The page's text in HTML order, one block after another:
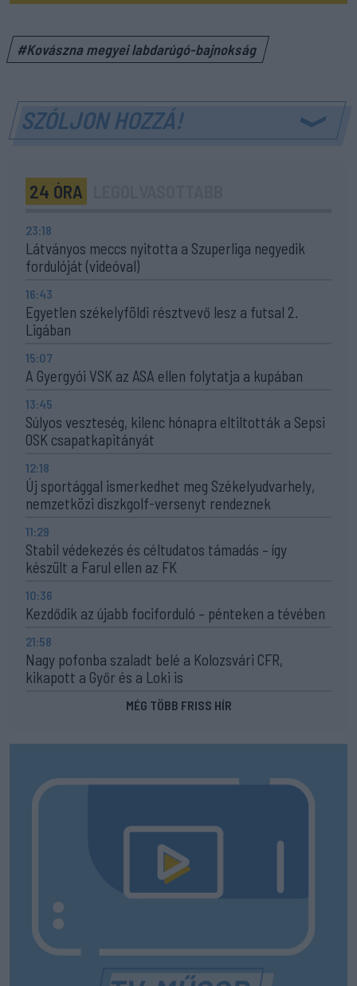
#Kovászna megyei labdarúgó-bajnokság
SZÓLJON HOZZÁ!
24 ÓRA
23:18
Látványos meccs nyitotta a Szuperliga negyedik
fordulóját (videóval)
16:43
Egyetlen székelyföldi résztvevő lesz a futsal 2.
Ligában
15:07
A Gyergyói VSK az ASA ellen folytatja a kupában
13:45
Súlyos veszteség, kilenc hónapra eltiltották a Sepsi
OSK csapatkapitányát
12:18
Új sportággal ismerkedhet meg Székelyudvarhely,
nemzetközi diszkgolf-versenyt rendeznek
11:29
Stabil védekezés és céltudatos támadás – így
készült a Farul ellen az FK
10:36
Kezdődik az újabb fociforduló – pénteken a tévében
21:58
Nagy pofonba szaladt belé a Kolozsvári CFR,
kikapott a Győr és a Loki is
MÉG TÖBB FRISS HÍR